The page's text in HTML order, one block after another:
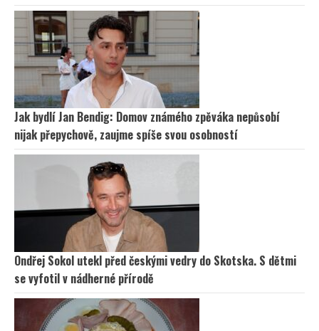
Jak bydlí Jan Bendig: Domov známého zpěváka nepůsobí
nijak přepychově, zaujme spíše svou osobností
Ondřej Sokol utekl před českými vedry do Skotska. S dětmi
se vyfotil v nádherné přírodě